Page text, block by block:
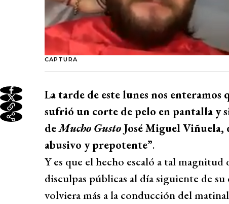
CAPTURA
La tarde de este lunes nos
sufrió un corte de pelo en pantalla y
deMucho Gusto José Miguel
abusivo y prepotente”.
Y es que el hecho escaló a tal
disculpas públicas al día siguiente de
volviera más a la conducción del